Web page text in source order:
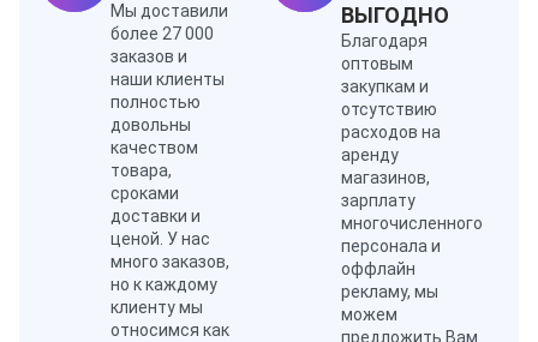
Мы доставили
более 27 000
заказов и
наши клиенты
полностью
довольны
качеством
товара,
сроками
доставки и
ценой. У нас
много заказов,
но к каждому
клиенту мы
относимся как
ВЫГОДНО
Благодаря
оптовым
закупкам и
отсутствию
расходов на
аренду
магазинов,
зарплату
многочисленного
персонала и
оффлайн
рекламу, мы
можем
предложить Вам